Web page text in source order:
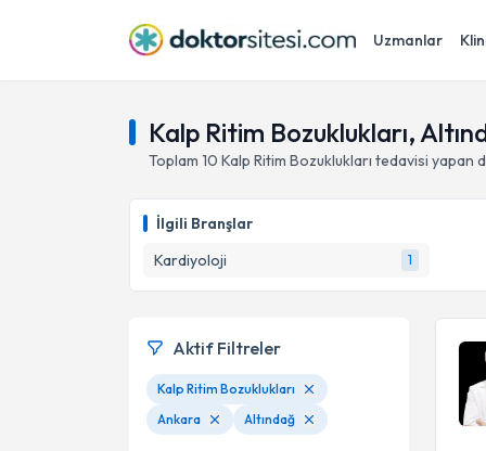
Uzmanlar
Kalp Ritim Bozuklukları,
Toplam 10 Kalp Ritim Bozuklukları tedavisi yapan
İlgili Branşlar
Kardiyoloji
1
Aktif Filtreler
Kalp Ritim Bozuklukları
Ankara
Altındağ